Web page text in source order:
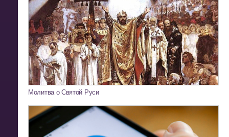
Молитва о Святой Руси